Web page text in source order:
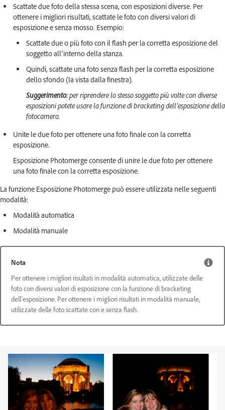
Scattate due foto della stessa scena, con esposizioni diverse. Per
ottenere i migliori risultati, scattate le foto con diversi valori di
esposizione e senza mosso. Esempio:
Scattate due o più foto con il flash per la corretta esposizione del
soggetto all’interno della stanza.
Quindi, scattate una foto senza flash per la corretta esposizione
dello sfondo (la vista dalla finestra).
Suggerimento:per riprendere lo stesso soggetto più volte con diverse
esposizioni potete usare la funzione di bracketing dell’esposizione della
fotocamera.
Unite le due foto per ottenere una foto finale con la corretta
esposizione.
Esposizione Photomerge consente di unire le due foto per ottenere
una foto finale con la corretta esposizione.
La funzione Esposizione Photomerge può essere utilizzata nelle seguenti
modalità:
Modalità automatica
Modalità manuale
Nota
Per ottenere i migliori risultati in modalità automatica, utilizzate delle
foto con diversi valori di esposizione con la funzione di bracketing
dell’esposizione. Per ottenere i migliori risultati in modalità manuale,
utilizzate delle foto scattate con e senza flash.